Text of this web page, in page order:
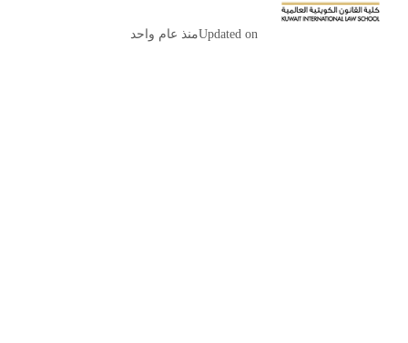
Updated onمنذ عام واحد